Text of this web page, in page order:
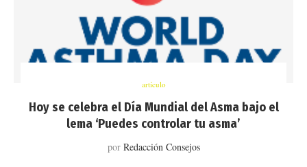
artículo
Hoy se celebra el Día Mundial del Asma bajo el
lema ‘Puedes controlar tu asma’
por Redacción Consejos